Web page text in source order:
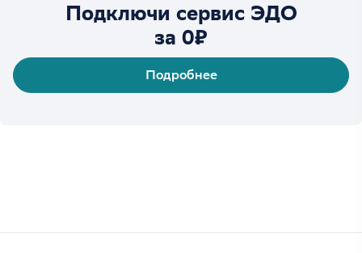
Подключи сервис ЭДО
за 0₽
Подробнее